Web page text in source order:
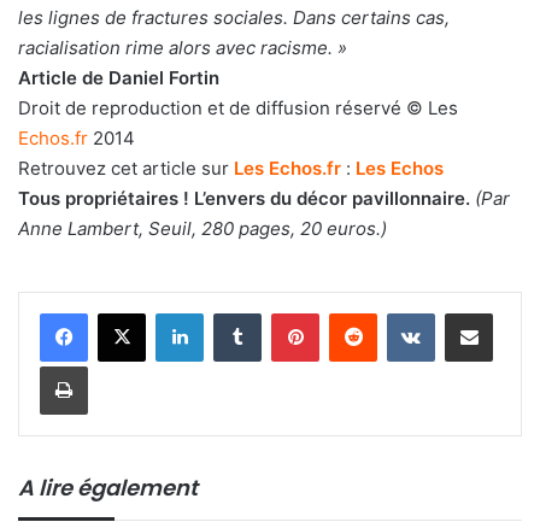
les lignes de fractures sociales. Dans certains cas,
racialisation rime alors avec racisme. »
Article de Daniel Fortin
Droit de reproduction et de diffusion réservé © Les
Echos.fr 2014
Retrouvez cet article sur Les Echos.fr : Les Echos
Tous propriétaires ! L’envers du décor pavillonnaire. (Par
Anne Lambert, Seuil, 280 pages, 20 euros.)
A lire également